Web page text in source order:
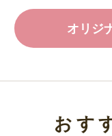
オリジ
おす